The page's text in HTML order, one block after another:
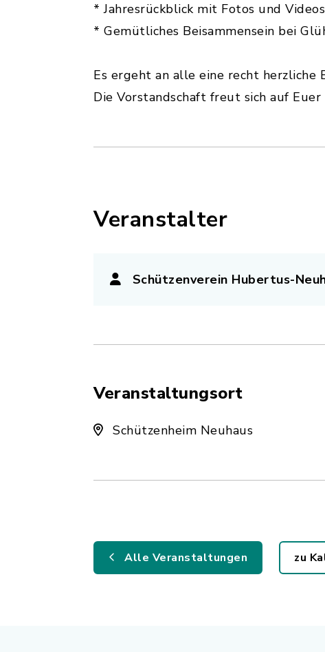
* Jahresrückblick mit Fotos und Videos
* Gemütliches Beisammensein bei
Es ergeht an alle eine recht herzliche
Die Vorstandschaft freut sich auf Euer
Veranstalter
Schützenverein Hubertus-
Veranstaltungsort
Schützenheim Neuhaus
Alle Veranstaltungen zu